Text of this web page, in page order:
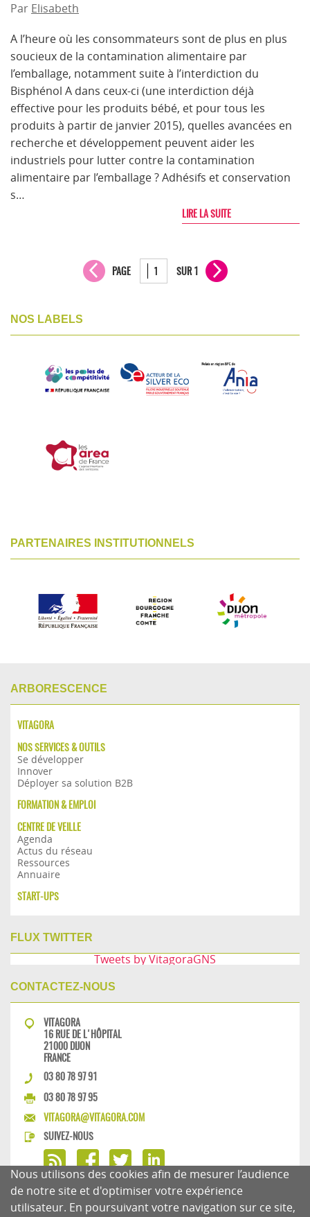
Par Elisabeth
A l’heure où les consommateurs sont de plus en plus
soucieux de la contamination alimentaire par
l’emballage, notamment suite à l’interdiction du
Bisphénol A dans ceux-ci (une interdiction déjà
effective pour les produits bébé, et pour tous les
produits à partir de janvier 2015), quelles avancées en
recherche et développement peuvent aider les
industriels pour lutter contre la contamination
alimentaire par l’emballage ? Adhésifs et conservation
s…
LIRE LA SUITE
PAGE SUR 1
NOS LABELS
PARTENAIRES INSTITUTIONNELS
ARBORESCENCE
VITAGORA
NOS SERVICES & OUTILS
Se développer
Innover
Déployer sa solution B2B
FORMATION & EMPLOI
CENTRE DE VEILLE
Agenda
Actus du réseau
Ressources
Annuaire
START-UPS
FLUX TWITTER
Tweets by VitagoraGNS
CONTACTEZ-NOUS
VITAGORA
16 RUE DE L'HÔPITAL
21000 DIJON
FRANCE
03 80 78 97 91
03 80 78 97 95
VITAGORA@VITAGORA.COM
SUIVEZ-NOUS
MENTIONS LÉGALES CHARTE DU BLOG
Nous utilisons des cookies afin de mesurer l’audience
de notre site et d'optimiser votre expérience
utilisateur. En poursuivant votre navigation sur ce site,